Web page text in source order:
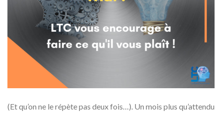
(Et qu’on ne le répète pas deux fois…). Un mois plus qu’attendu